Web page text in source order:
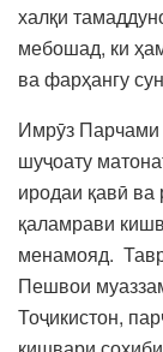
халқи
мебошад, ки
ва фарҳангу
Имрӯз Парчами
шуҷоату
иродаи қавӣ
қаламрави
менамояд.
Пешвои
Тоҷикистон,